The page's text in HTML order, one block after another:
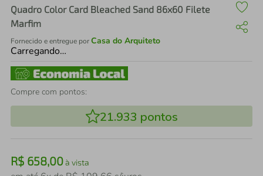
Quadro Color Card Bleached Sand 86x60 Filete
Marfim
Fornecido e entregue porCasa do Arquiteto
Carregando…
Compre com pontos:
21.933 pontos
R$ 658,00à vista